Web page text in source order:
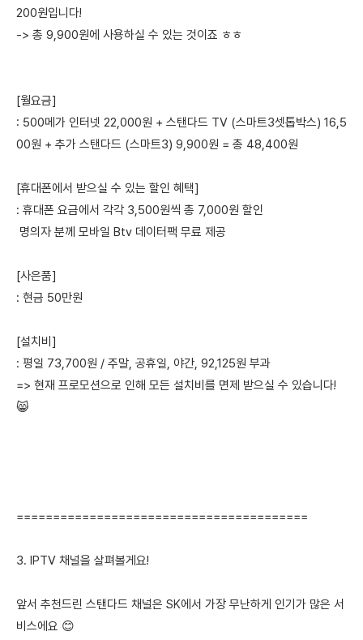
200원입니다!
-> 총 9,900원에 사용하실 수 있는 것이죠 ㅎㅎ
[월요금]
: 500메가 인터넷 22,000원 + 스탠다드 TV (스마트3셋톱박스) 16,5
00원 + 추가 스탠다드 (스마트3) 9,900원 = 총 48,400원
[휴대폰에서 받으실 수 있는 할인 혜택]
: 휴대폰 요금에서 각각 3,500원씩 총 7,000원 할인
명의자 분께 모바일 Btv 데이터팩 무료 제공
[사은품]
: 현금 50만원
[설치비]
: 평일 73,700원 / 주말, 공휴일, 야간, 92,125원 부과
=> 현재 프로모션으로 인해 모든 설치비를 면제 받으실 수 있습니다!
😸
========================================
3. IPTV 채널을 살펴볼게요!
앞서 추천드린 스탠다드 채널은 SK에서 가장 무난하게 인기가 많은 서
비스에요 😊